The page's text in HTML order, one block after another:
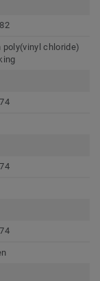
poly(vinyl chloride)